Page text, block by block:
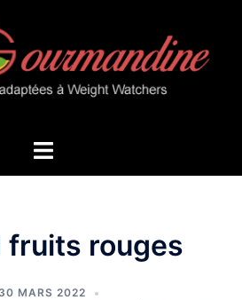
Ouvrir/fermer
fruits rouges
30 MARS 2022